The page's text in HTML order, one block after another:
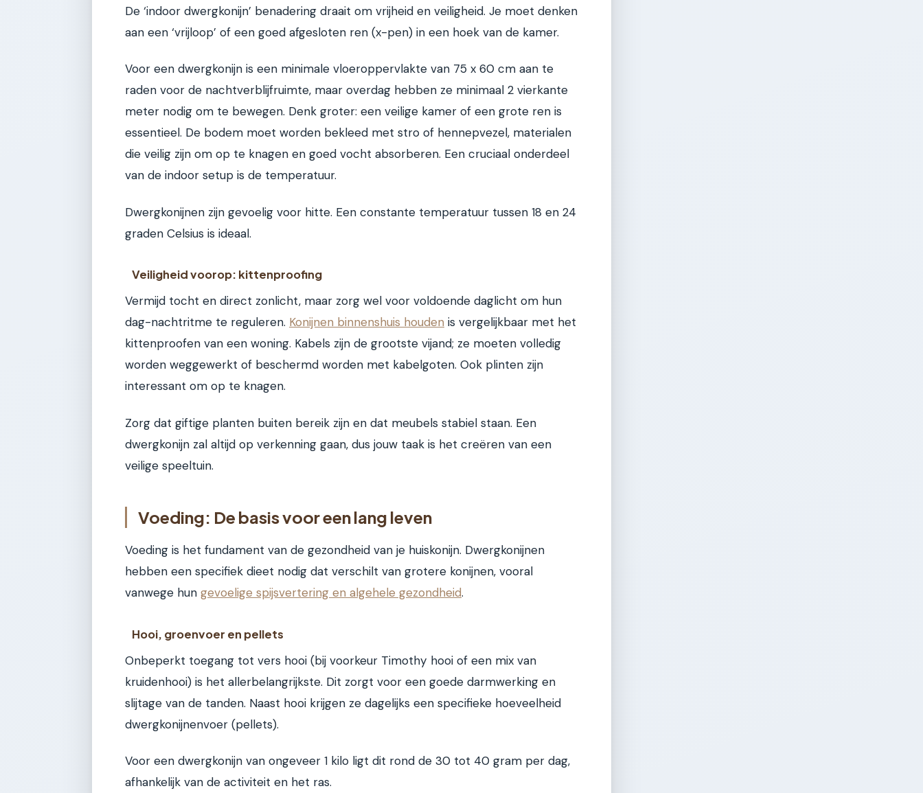
De ‘indoor dwergkonijn’ benadering draait om vrijheid en veiligheid. Je moet denken
aan een ‘vrijloop’ of een goed afgesloten ren (x-pen) in een hoek van de kamer.
Voor een dwergkonijn is een minimale vloeroppervlakte van 75 x 60 cm aan te
raden voor de nachtverblijfruimte, maar overdag hebben ze minimaal 2 vierkante
meter nodig om te bewegen. Denk groter: een veilige kamer of een grote ren is
essentieel. De bodem moet worden bekleed met stro of hennepvezel, materialen
die veilig zijn om op te knagen en goed vocht absorberen. Een cruciaal onderdeel
van de indoor setup is de temperatuur.
Dwergkonijnen zijn gevoelig voor hitte. Een constante temperatuur tussen 18 en 24
graden Celsius is ideaal.
Veiligheid voorop: kittenproofing
Vermijd tocht en direct zonlicht, maar zorg wel voor voldoende daglicht om hun
dag-nachtritme te reguleren. Konijnen binnenshuis houden is vergelijkbaar met het
kittenproofen van een woning. Kabels zijn de grootste vijand; ze moeten volledig
worden weggewerkt of beschermd worden met kabelgoten. Ook plinten zijn
interessant om op te knagen.
Zorg dat giftige planten buiten bereik zijn en dat meubels stabiel staan. Een
dwergkonijn zal altijd op verkenning gaan, dus jouw taak is het creëren van een
veilige speeltuin.
Voeding: De basis voor een lang leven
Voeding is het fundament van de gezondheid van je huiskonijn. Dwergkonijnen
hebben een specifiek dieet nodig dat verschilt van grotere konijnen, vooral
vanwege hun gevoelige spijsvertering en algehele gezondheid.
Hooi, groenvoer en pellets
Onbeperkt toegang tot vers hooi (bij voorkeur Timothy hooi of een mix van
kruidenhooi) is het allerbelangrijkste. Dit zorgt voor een goede darmwerking en
slijtage van de tanden. Naast hooi krijgen ze dagelijks een specifieke hoeveelheid
dwergkonijnenvoer (pellets).
Voor een dwergkonijn van ongeveer 1 kilo ligt dit rond de 30 tot 40 gram per dag,
afhankelijk van de activiteit en het ras.